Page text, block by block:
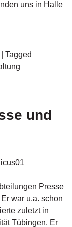
uns in Halle
Tagged
und
Presse
war u.a. schon
zuletzt in
Tübingen. Er